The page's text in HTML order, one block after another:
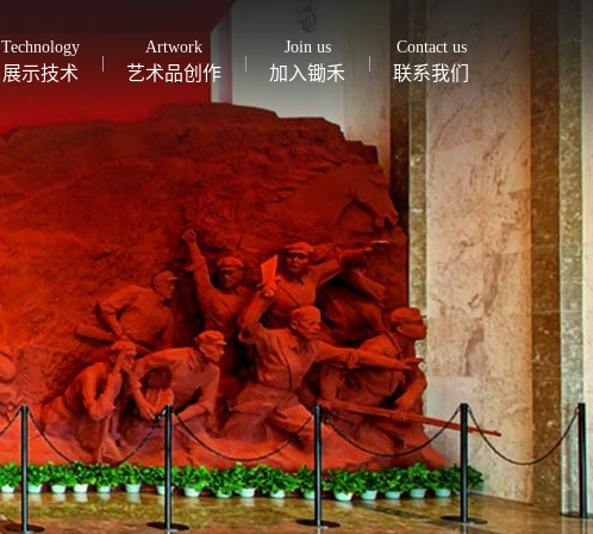
展示技术
Technology
艺术品创作
Artwork
加入锄禾
Join us
联系我们
Contact us